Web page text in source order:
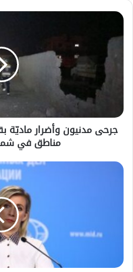
يملأ الطاولات ..
جرحى مدنيون وأضرار
مناطق في